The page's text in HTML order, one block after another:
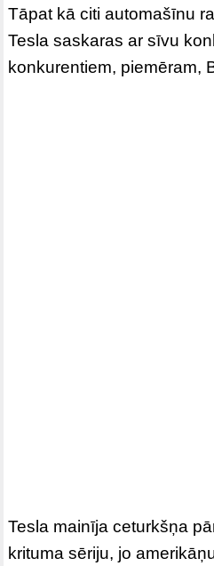
Tāpat kā citi automašīnu
Tesla saskaras ar sīvu
konkurentiem, piemēram,
Tesla mainīja ceturkšņa
krituma sēriju, jo